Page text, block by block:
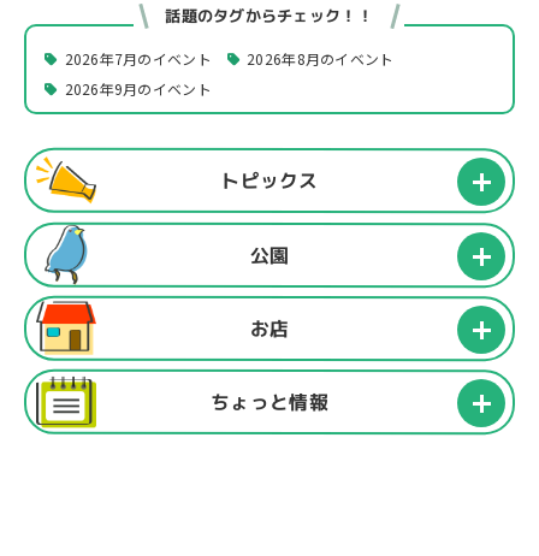
話題のタグからチェック！！
2026年7月のイベント
2026年8月のイベント
2026年9月のイベント
トピックス
公園
お店
ちょっと情報